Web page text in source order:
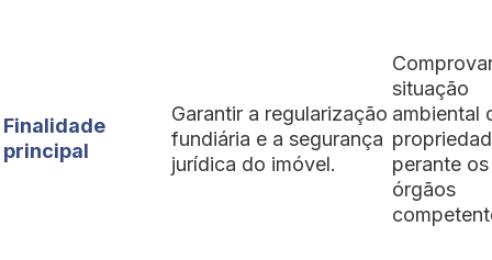
Finalidade
principal
Garantir a regularização
fundiária e a segurança
jurídica do imóvel.
situação
ambiental
perante os
órgãos